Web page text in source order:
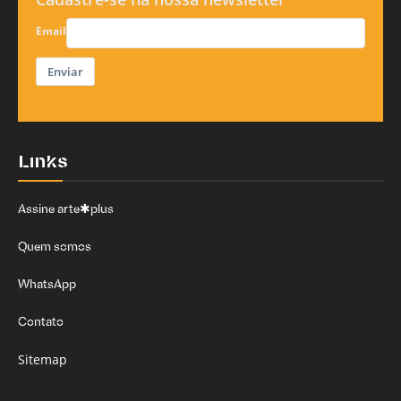
Email
Enviar
Links
Assine arte✱plus
Quem somos
WhatsApp
Contato
Sitemap